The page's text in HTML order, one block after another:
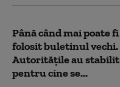
Până când mai poate fi
folosit buletinul vechi.
Autoritățile au stabilit
pentru cine se...